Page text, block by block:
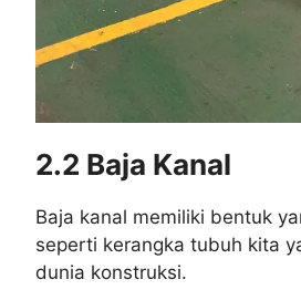
2.2 Baja Kanal
Baja kanal memiliki bentuk
seperti kerangka tubuh kita
dunia konstruksi.